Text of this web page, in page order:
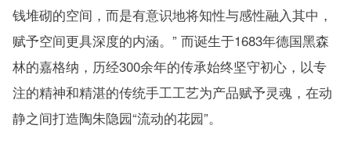
钱堆砌的空间，而是有意识地将知性与感性融入其中，
赋予空间更具深度的内涵。” 而诞生于1683年德国黑森
林的嘉格纳，历经300余年的传承始终坚守初心，以专
注的精神和精湛的传统手工工艺为产品赋予灵魂，在动
静之间打造陶朱隐园“流动的花园”。